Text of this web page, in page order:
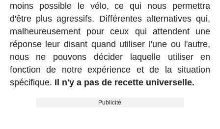
moins possible le vélo, ce qui nous permettra
d'être plus agressifs. Différentes alternatives qui,
malheureusement pour ceux qui attendent une
réponse leur disant quand utiliser l'une ou l'autre,
nous ne pouvons décider laquelle utiliser en
fonction de notre expérience et de la situation
spécifique. Il n'y a pas de recette universelle.
Publicité